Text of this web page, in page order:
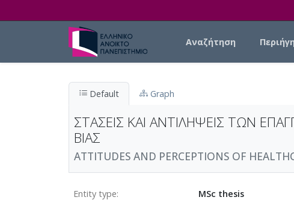
Αναζήτηση
Default Graph
ΣΤΑΣΕΙΣ ΚΑΙ ΑΝΤΙΛΗΨΕΙΣ ΤΩΝ
ΒΙΑΣ
ATTITUDES AND PERCEPTIONS OF
Entity type
MSc thesis